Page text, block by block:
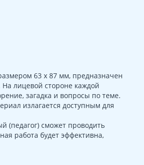
63 х 87 мм, предназначен
лицевой стороне каждой
загадка и вопросы по теме.
излагается доступным для
(педагог) сможет проводить
работа будет эффективна,